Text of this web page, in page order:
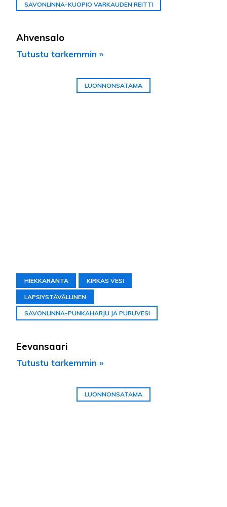
SAVONLINNA-KUOPIO VARKAUDEN REITTI
Ahvensalo
Tutustu tarkemmin »
LUONNONSATAMA
HIEKKARANTA KIRKAS VESI
LAPSIYSTÄVÄLLINEN
SAVONLINNA-PUNKAHARJU JA PURUVESI
Eevansaari
Tutustu tarkemmin »
LUONNONSATAMA